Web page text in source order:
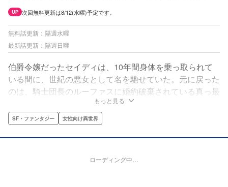
UP 次回無料更新は8/12(水曜)予定です。
無料話更新：隔週水曜
最新話更新：隔週日曜
伯爵令嬢だったセイディは、10年間身体を乗っ取られて
いる間に、世紀の悪女として名を馳せていた。元に戻った
のは、騎士団長のルーファスに婚約破棄されている真っ最
中。「乗っ取られていた」と真実を伝えても信じてもらえ
ず、セイディは身体を奪った犯人や原因を探し始める。一
方ルーファスは、突然性格が変わったセイディに戸惑いが
隠せず……。すれ違いまくる二人がゆっくり近づいていく
もっと見る
SF・ファンタジー 女性向け異世界
ローディング中…